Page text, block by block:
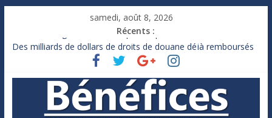
samedi, août 8, 2026
Récents :
France : le logement mis à l’épreuve par la chaleur
Des milliards de dollars de droits de douane déjà remboursés
Royaume-Uni : Andy Burnham recule sur l’impôt
Xavier Niel, le milliardaire qui ne touche presque rien
Ruée des fortunes russes vers l’étranger